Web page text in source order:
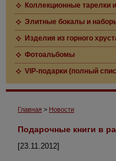
Коллекционные тарелки
Элитные бокалы и
Изделия из горного
Фотоальбомы
VIP-подарки (полный
Главная > Новости
Подарочные книги в
[23.11.2012]